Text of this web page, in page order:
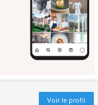
Voir le profil